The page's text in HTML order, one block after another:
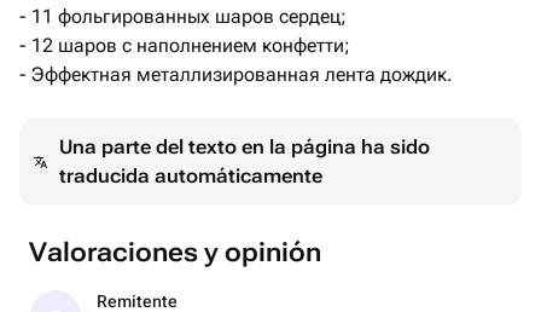
- 11 фольгированных шаров сердец;
- 12 шаров с наполнением конфетти;
- Эффектная металлизированная лента дождик.
Una parte del texto en la página ha sido
traducida automáticamente
Valoraciones y opinión
Remitente